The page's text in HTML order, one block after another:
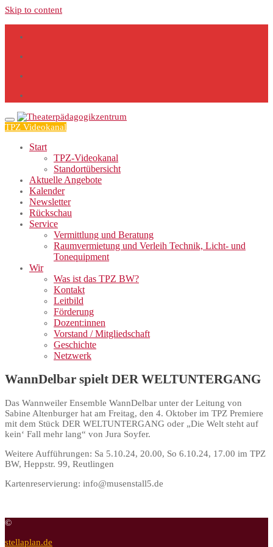
Skip to content
TPZ Videokanal
Start
TPZ-Videokanal
Standortübersicht
Aktuelle Angebote
Kalender
Newsletter
Rückschau
Service
Vermittlung und Beratung
Raumvermietung und Verleih Technik, Licht- und
Tonequipment
Wir
Was ist das TPZ BW?
Kontakt
Leitbild
Förderung
Dozent:innen
Vorstand / Mitgliedschaft
Geschichte
Netzwerk
WannDelbar spielt DER WELTUNTERGANG
Das Wannweiler Ensemble WannDelbar unter der Leitung von
Sabine Altenburger hat am Freitag, den 4. Oktober im TPZ Premiere
mit dem Stück DER WELTUNTERGANG oder „Die Welt steht auf
kein‘ Fall mehr lang“ von Jura Soyfer.
Weitere Aufführungen: Sa 5.10.24, 20.00, So 6.10.24, 17.00 im TPZ
BW, Heppstr. 99, Reutlingen
Kartenreservierung: info@musenstall5.de
©
stellaplan.de